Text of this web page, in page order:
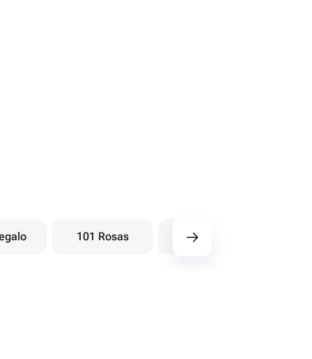
101 Rosas Ramos baya